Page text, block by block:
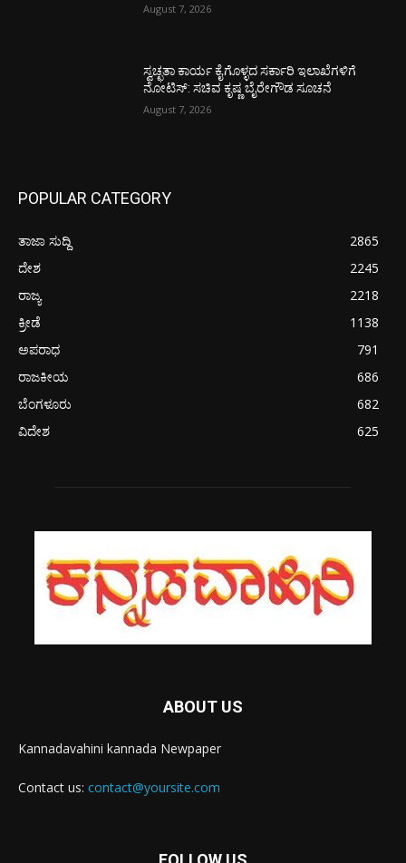
August 7, 2026
ಸ್ವಚ್ಛತಾ ಕಾರ್ಯ ಕೈಗೊಳ್ಳದ ಸರ್ಕಾರಿ ಇಲಾಖೆಗಳಿಗೆ
ನೋಟಿಸ್: ಸಚಿವ ಕೃಷ್ಣ ಬೈರೇಗೌಡ ಸೂಚನೆ
August 7, 2026
POPULAR CATEGORY
ತಾಜಾ ಸುದ್ದಿ
2865
ದೇಶ
2245
ರಾಜ್ಯ
2218
ಕ್ರೀಡೆ
1138
ಅಪರಾಧ
791
ರಾಜಕೀಯ
686
ಬೆಂಗಳೂರು
682
ವಿದೇಶ
625
ABOUT US
Kannadavahini kannada Newpaper
Contact us: contact@yoursite.com